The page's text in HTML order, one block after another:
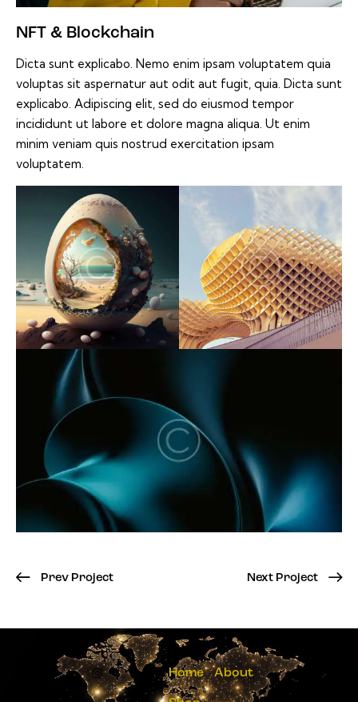
NFT & Blockchain
Dicta sunt explicabo. Nemo enim ipsam voluptatem quia
voluptas sit aspernatur aut odit aut fugit, quia. Dicta sunt
explicabo. Adipiscing elit, sed do eiusmod tempor
incididunt ut labore et dolore magna aliqua. Ut enim
minim veniam quis nostrud exercitation ipsam
voluptatem.
Prev Project Next Project
Home About